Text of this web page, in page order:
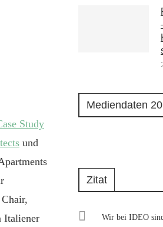
Study
und
Italiener
Mediendaten
Zitat
Wir bei IDEO